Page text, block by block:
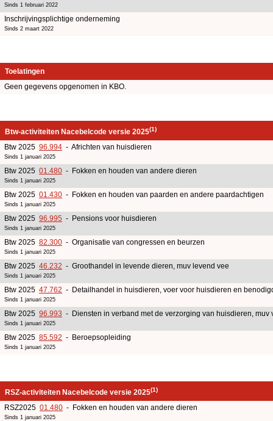
Sinds 1 februari 2022
Inschrijvingsplichtige onderneming
Sinds 2 maart 2022
Toelatingen
Geen gegevens opgenomen in KBO.
Btw-activiteiten Nacebelcode versie 2025(1)
Btw 2025 96.994 - Africhten van huisdieren
Sinds 1 januari 2025
Btw 2025 01.480 - Fokken en houden van andere dieren
Sinds 1 januari 2025
Btw 2025 01.430 - Fokken en houden van paarden en andere paardachtigen
Sinds 1 januari 2025
Btw 2025 96.995 - Pensions voor huisdieren
Sinds 1 januari 2025
Btw 2025 82.300 - Organisatie van congressen en beurzen
Sinds 1 januari 2025
Btw 2025 46.232 - Groothandel in levende dieren, muv levend vee
Sinds 1 januari 2025
Btw 2025 47.762 - Detailhandel in huisdieren, voer voor huisdieren en
Sinds 1 januari 2025
Btw 2025 96.993 - Diensten in verband met de verzorging van huisdieren, muv
Sinds 1 januari 2025
Btw 2025 85.592 - Beroepsopleiding
Sinds 1 januari 2025
RSZ-activiteiten Nacebelcode versie 2025(1)
RSZ2025 01.480 - Fokken en houden van andere dieren
Sinds 1 januari 2025